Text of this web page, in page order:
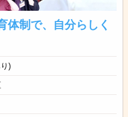
体制で、自分らしく
)